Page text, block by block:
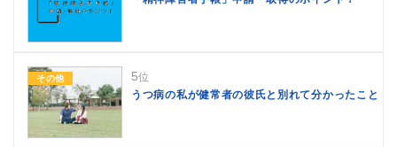
その他 5位
うつ病の私が健常者の彼氏と別れて分かったこと